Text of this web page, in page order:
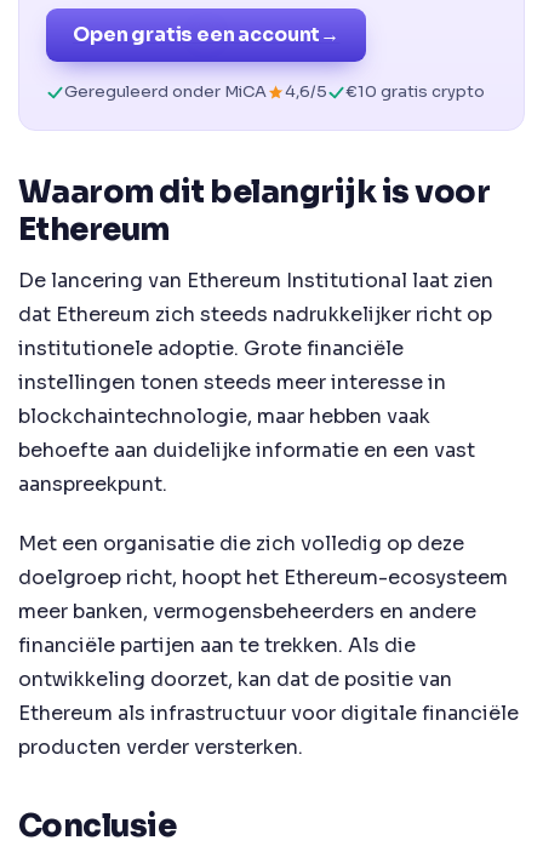
Open gratis een account→
Gereguleerd onder MiCA 4,6/5 €10 gratis crypto
Waarom dit belangrijk is voor
Ethereum
De lancering van Ethereum Institutional laat zien
dat Ethereum zich steeds nadrukkelijker richt op
institutionele adoptie. Grote financiële
instellingen tonen steeds meer interesse in
blockchaintechnologie, maar hebben vaak
behoefte aan duidelijke informatie en een vast
aanspreekpunt.
Met een organisatie die zich volledig op deze
doelgroep richt, hoopt het Ethereum-ecosysteem
meer banken, vermogensbeheerders en andere
financiële partijen aan te trekken. Als die
ontwikkeling doorzet, kan dat de positie van
Ethereum als infrastructuur voor digitale financiële
producten verder versterken.
Conclusie